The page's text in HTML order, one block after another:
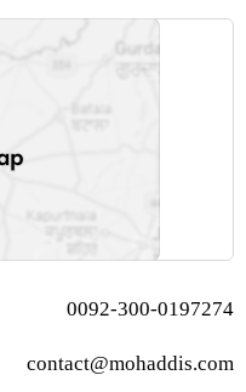
0092-300-0197274
contact@mohaddis.com